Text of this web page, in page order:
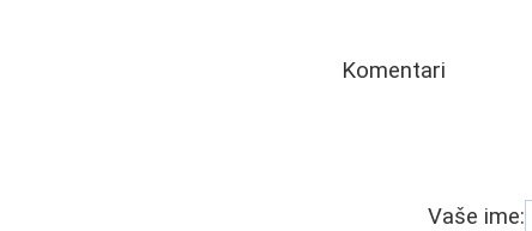
Komentari
Vaše ime: